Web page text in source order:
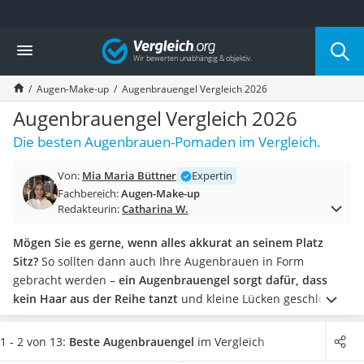
Die beliebtesten Vergleiche nach Kategorie
Drogerie
Inhalator
Haarschneider
Rollator
Braun Rasierer
Katzenklappe (Chip)
Masturbator
Massagepistole
Reisehaartrockner
Eiweißpulver
Magnesiumpräparat
Katzenklappe
Nackenmassagegerät
Zeckenschutz Katze
Vergleich
Augen-Make-up Augenbrauengel Vergleich 2026
Augenbrauengel Vergleich 2026
Die besten Augenbrauen-Pomaden im Vergleich.
Von: Mia Maria Büttner
Expertin
Fachbereich:Augen-Make-up
Redakteurin:Catharina W.
Mögen Sie es gerne, wenn alles akkurat an seinem Platz
Sitz? So sollten dann auch Ihre Augenbrauen in Form
gebracht werden – ein Augenbrauengel sorgt dafür, dass
kein Haar aus der Reihe tanzt und kleine Lücken geschlossen
werden. Das A und O ist die passende Farbe zu finden, denn
Sie wollen ja nicht wie ein Clown aussehen. In unserer Test-
1 - 2 von 13: Beste Augenbrauengel im Vergleich